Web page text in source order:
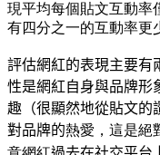
現平均每個貼文互動率
有四分之一的互動率更
評估網紅的表現主要有
性是網紅自身與品牌形
趣（很顯然地從貼文的
對品牌的熱愛，這是絕